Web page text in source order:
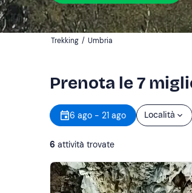
Trekking / Umbria
Prenota le 7
6 ago - 21 ago Località
6 attività trovate